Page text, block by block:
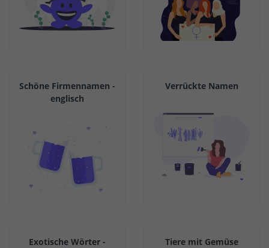
Schöne Firmennamen -
englisch
Verrückte Namen
Exotische Wörter -
Tiere mit Gemüse